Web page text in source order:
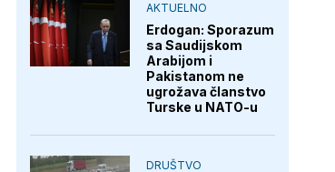
AKTUELNO
Erdogan: Sporazum
sa Saudijskom
Arabijom i
Pakistanom ne
ugrožava članstvo
Turske u NATO-u
DRUŠTVO